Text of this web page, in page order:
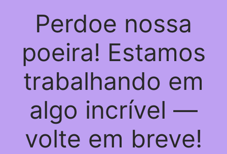
Perdoe nossa
poeira! Estamos
trabalhando em
algo incrível —
volte em breve!